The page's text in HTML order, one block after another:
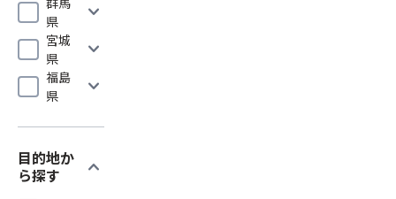
県
expand_more
宮城
県
expand_more
福島
県
expand_more
目的地か
ら探す
expand_more